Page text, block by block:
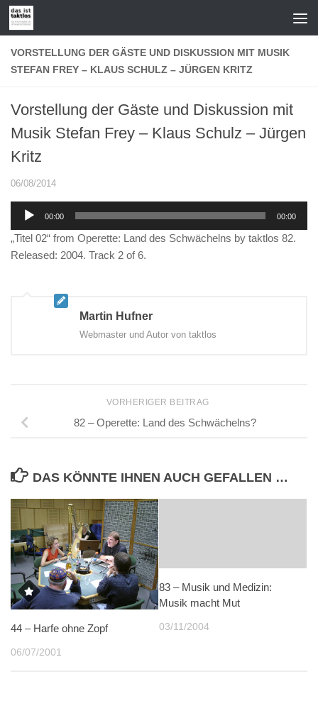
Zum Inhalt springen
VORSTELLUNG DER GÄSTE UND DISKUSSION MIT MUSIK
STEFAN FREY – KLAUS SCHULZ – JÜRGEN KRITZ
Vorstellung der Gäste und Diskussion mit
Musik Stefan Frey – Klaus Schulz – Jürgen
Kritz
06/08/2014
Audio-
00:00 00:00
„Titel 02“ from Operette: Land des Schwächelns by taktlos 82.
Released: 2004. Track 2 of 6.
Martin Hufner
Webmaster und Autor von taktlos
VORHERIGER BEITRAG
82 – Operette: Land des Schwächelns?
DAS KÖNNTE IHNEN AUCH GEFALLEN …
44 – Harfe ohne Zopf
06/07/2001
83 – Musik und Medizin:
Musik macht Mut
03/11/2004